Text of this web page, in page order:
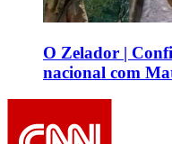
O Zelador |
nacional com